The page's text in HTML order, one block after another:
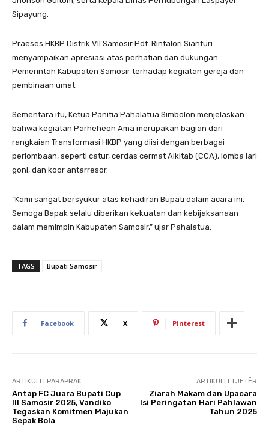
Sipayung.
Praeses HKBP Distrik VII Samosir Pdt. Rintalori Sianturi
menyampaikan apresiasi atas perhatian dan dukungan
Pemerintah Kabupaten Samosir terhadap kegiatan gereja dan
pembinaan umat.
Sementara itu, Ketua Panitia Pahalatua Simbolon menjelaskan
bahwa kegiatan Parheheon Ama merupakan bagian dari
rangkaian Transformasi HKBP yang diisi dengan berbagai
perlombaan, seperti catur, cerdas cermat Alkitab (CCA), lomba lari
goni, dan koor antarresor.
“Kami sangat bersyukur atas kehadiran Bupati dalam acara ini.
Semoga Bapak selalu diberikan kekuatan dan kebijaksanaan
dalam memimpin Kabupaten Samosir,” ujar Pahalatua.
TAGS Bupati Samosir
Facebook X Pinterest
ARTIKULLI PARAPRAK
Antap FC Juara Bupati Cup
III Samosir 2025, Vandiko
Tegaskan Komitmen Majukan
Sepak Bola
ARTIKULLI TJETËR
Ziarah Makam dan Upacara
Isi Peringatan Hari Pahlawan
Tahun 2025